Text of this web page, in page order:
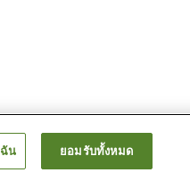
น ยอมรับทั้งหมด